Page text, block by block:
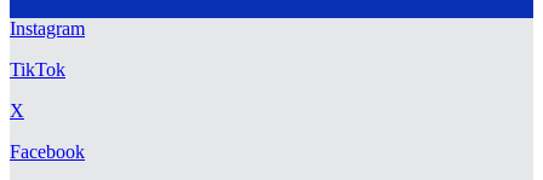
Instagram
TikTok
X
Facebook